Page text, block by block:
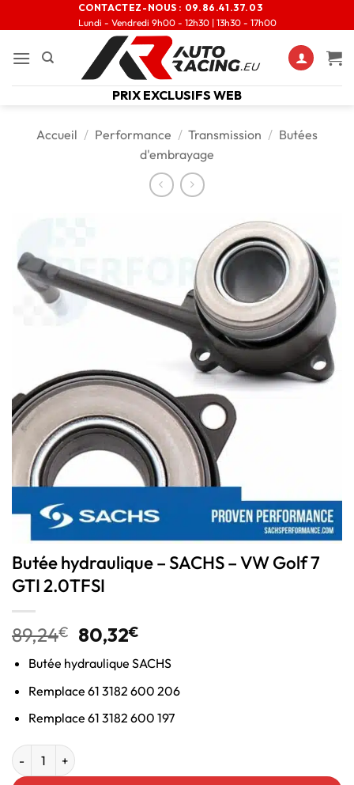
CONTACTEZ-NOUS : 09.86.41.37.03
Lundi - Vendredi 9h00 - 12h30 | 13h30 - 17h00
PRIX EXCLUSIFS WEB
Accueil / Performance / Transmission / Butées
d'embrayage
Butée hydraulique – SACHS – VW Golf 7
GTI 2.0TFSI
89,24€ 80,32€
Butée hydraulique SACHS
Remplace 61 3182 600 206
Remplace 61 3182 600 197